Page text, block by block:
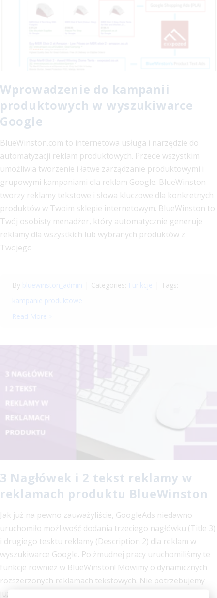
Wprowadzenie do kampanii
produktowych w wyszukiwarce
Google
BlueWinston.com to internetowa usługa i narzędzie do
automatyzacji reklam produktowych. Przede wszystkim
umożliwia tworzenie i łatwe zarządzanie produktowymi i
grupowymi kampaniami dla reklam Google. BlueWinston
tworzy reklamy tekstowe i słowa kluczowe dla konkretnych
produktów w Twoim sklepie internetowym. BlueWinston to
Twój osobisty menadżer, który automatycznie generuje
reklamy dla wszystkich lub wybranych produktów z
Twojego
By bluewinston_admin | Categories: Funkcje | Tags:
kampanie produktowe
Read More
3 Nagłówek i 2 tekst reklamy w
reklamach produktu BlueWinston
Jak już na pewno zauważyliście, GoogleAds niedawno
uruchomiło możliwość dodania trzeciego nagłówku (Title 3)
i drugiego tesktu reklamy (Description 2) dla reklam w
wyszukiwarce Google. Po żmudnej pracy uruchomiliśmy te
funkcje również w BlueWinston! Mówimy o dynamicznych
rozszerzonych reklamach tekstowych. Nie potrzebujemy
już tworzyć innych rodzajów reklam. Trzeci nagłówek i